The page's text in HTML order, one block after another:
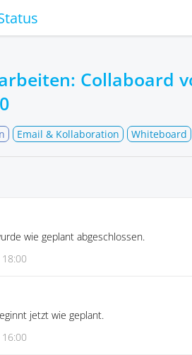
Collaboard
Email & Kollaboration Whiteboard
wie geplant abgeschlossen.
18:00
jetzt wie geplant.
16:00